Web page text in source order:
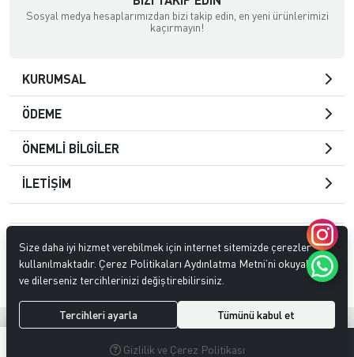
Sosyal medya hesaplarımızdan bizi takip edin, en yeni ürünlerimizi
kaçırmayın!
KURUMSAL
ÖDEME
ÖNEMLİ BİLGİLER
İLETİŞİM
. Tüm hakları
saklıdır.
Hipotenüs ®Yeni Nesil E-Ticaret Sistemleri ile Hazırlanmıştır.
Size daha iyi hizmet verebilmek için internet sitemizde çerezler
kullanılmaktadır. Çerez Politikaları Aydınlatma Metni’ni okuyabilir
ve dilerseniz tercihlerinizi değiştirebilirsiniz.
Tercihleri ayarla Tümünü kabul et
Gizlilik ve Çerez Politikası